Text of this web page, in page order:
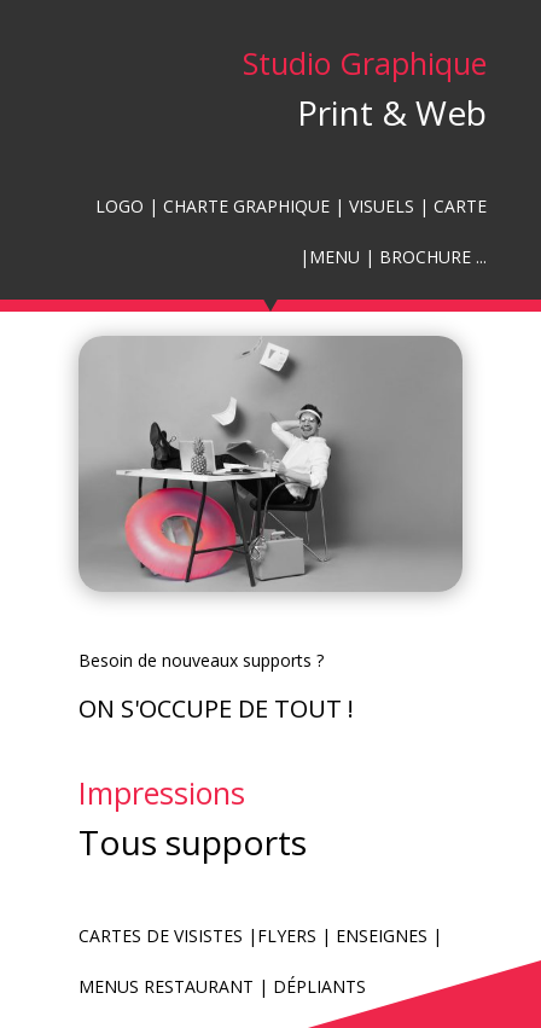
Studio Graphique
Print & Web
LOGO | CHARTE GRAPHIQUE | VISUELS | CARTE
|MENU | BROCHURE ...
Besoin de nouveaux supports ?
ON S'OCCUPE DE TOUT !
Impressions
Tous supports
CARTES DE VISISTES |FLYERS | ENSEIGNES |
MENUS RESTAURANT | DÉPLIANTS